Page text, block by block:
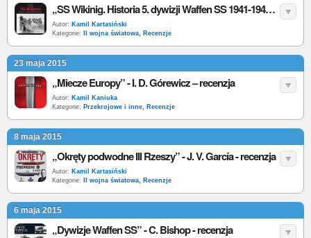
„SS Wikinig. Historia 5. dywizji Waffen SS 1941-1945” - R. Butler – recenzja
Autor: Kamil Kartasiński
Kategorie:
II wojna światowa, Recenzje
23 maja 2015
„Miecze Europy” - I. D. Górewicz – recenzja
Autor: Kamil Kaniuka
Kategorie: Przekrojowe i inne, Recenzje
8 maja 2015
„Okręty podwodne III Rzeszy” - J. V. García - recenzja
Autor: Kamil Kartasiński
Kategorie:
II wojna światowa, Recenzje
6 maja 2015
„Dywizje Waffen SS” - C. Bishop - recenzja